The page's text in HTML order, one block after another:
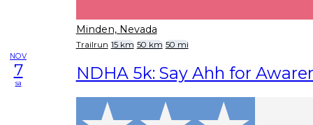
Minden, Nevada
Trailrun 15 km 50 km 50 mi
NOV
7
sa NDHA 5k: Say Ahh for